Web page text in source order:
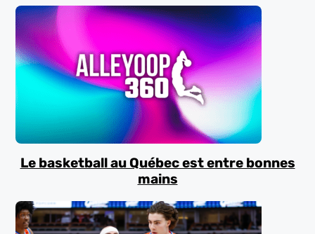
Le basketball au Québec est entre bonnes
mains